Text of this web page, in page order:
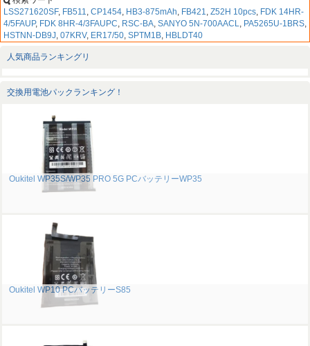
LSS271620SF, FB511, CP1454, HB3-875mAh, FB421, Z52H 10pcs, FDK 14HR-
4/5FAUP, FDK 8HR-4/3FAUPC, RSC-BA, SANYO 5N-700AACL, PA5265U-1BRS,
HSTNN-DB9J, 07KRV, ER17/50, SPTM1B, HBLDT40
人気商品ランキングリ
交換用電池パックランキング！
Oukitel WP35S/WP35 PRO 5G PCバッテリーWP35
Oukitel WP10 PCバッテリーS85